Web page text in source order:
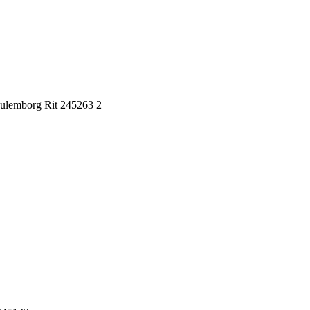
Rit 245263 2